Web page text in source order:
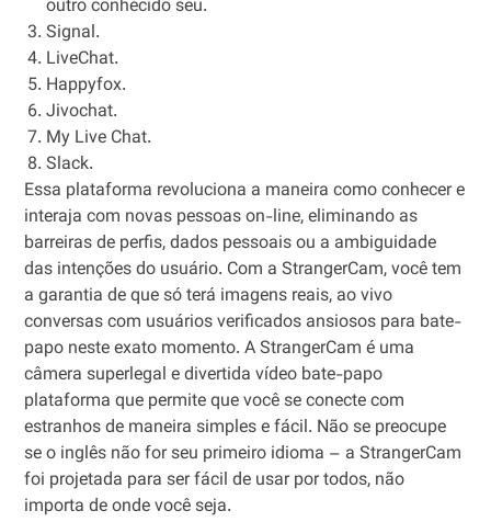
outro conhecido seu.
Signal.
LiveChat.
Happyfox.
Jivochat.
My Live Chat.
Slack.
Essa plataforma revoluciona a maneira como conhecer e
interaja com novas pessoas on-line, eliminando as
barreiras de perfis, dados pessoais ou a ambiguidade
das intenções do usuário. Com a StrangerCam, você tem
a garantia de que só terá imagens reais, ao vivo
conversas com usuários verificados ansiosos para bate-
papo neste exato momento. A StrangerCam é uma
câmera superlegal e divertida vídeo bate-papo
plataforma que permite que você se conecte com
estranhos de maneira simples e fácil. Não se preocupe
se o inglês não for seu primeiro idioma – a StrangerCam
foi projetada para ser fácil de usar por todos, não
importa de onde você seja.